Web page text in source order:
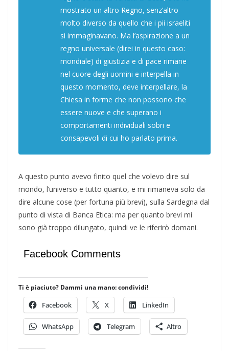
mostrato un altro Regno, senz’altro
molto diverso da quello che i pii israeliti
si immaginavano. Ma l’aspirazione a un
regno universale (direi in questo caso:
mondiale) di giustizia e di pace rimane
nel cuore degli uomini e interpella in
questo momento, deve interpellare, la
Chiesa in forme che non possono che
essere nuove e che superano i
comportamenti individuali sobri e
consapevoli di cui ho parlato prima.
A questo punto avevo finito quel che volevo dire sul
mondo, l’universo e tutto quanto, e mi rimaneva solo da
dire alcune cose (per fortuna più brevi), sulla Sardegna dal
punto di vista di Banca Etica: ma per quanto brevi mi
sono già troppo dilungato, quindi ve le riferirò domani.
Facebook Comments
Ti è piaciuto? Dammi una mano: condividi!
Facebook X LinkedIn
WhatsApp Telegram Altro